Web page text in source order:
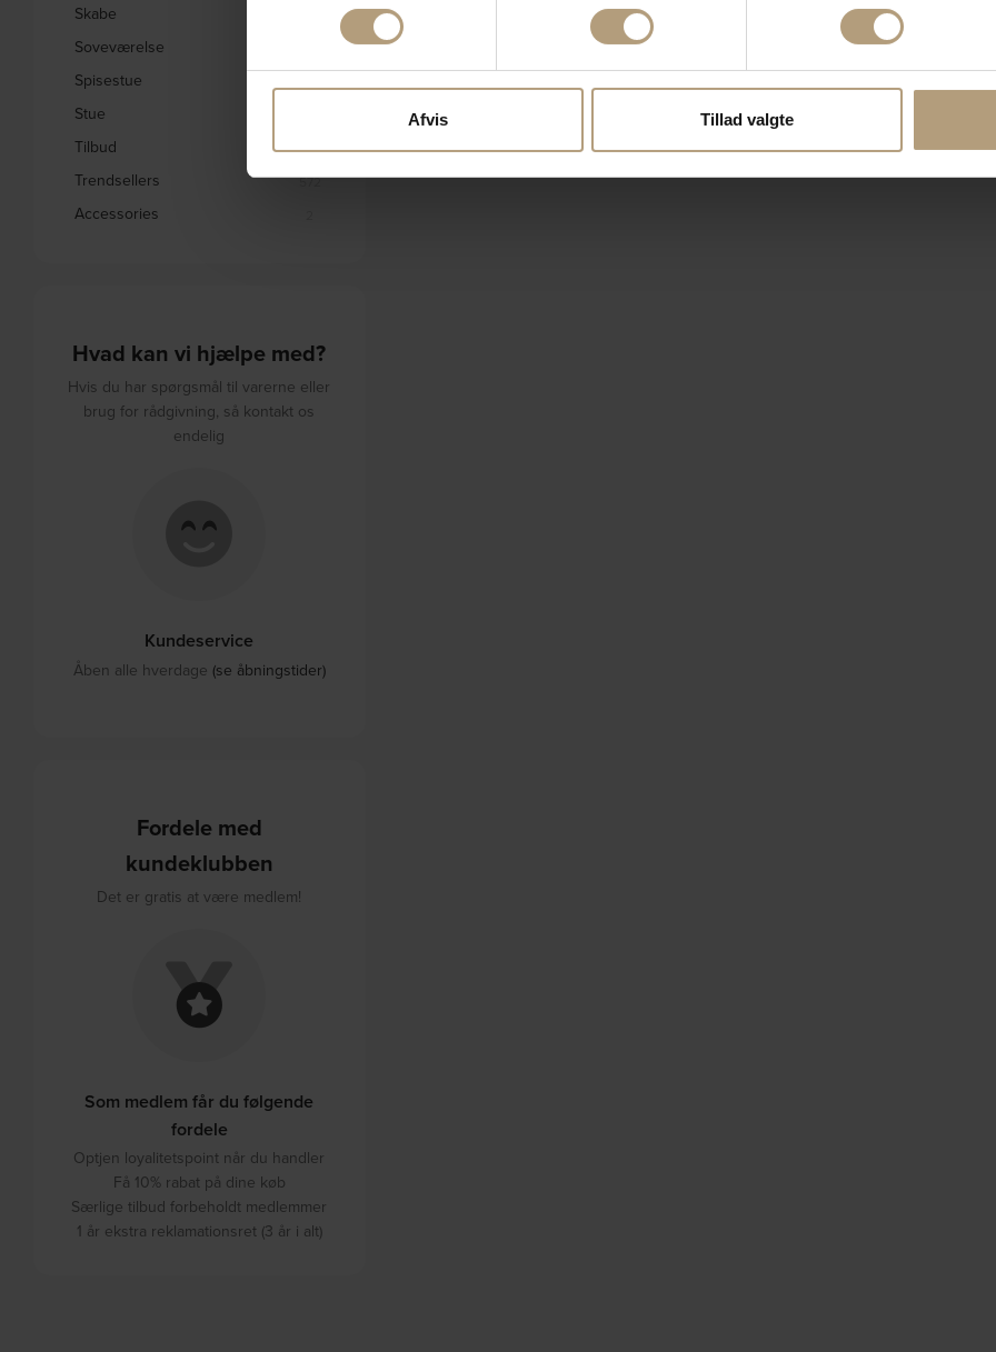
Dine valg anvendes på hele websitet.
annonceringspartnere og analysepartnere. Vores partnere kan kombinere disse data med
dem, eller som de har indsamlet fra din brug af deres tjenester.
Afvis Tillad valgte
Skabe
Soveværelse
Spisestue
Stue
Tilbud 1846
Trendsellers 572
Accessories
Hvad kan vi hjælpe med?
Hvis du har spørgsmål til varerne eller
brug for rådgivning, så kontakt os
endelig
Kundeservice
Åben alle hverdage (se åbningstider)
Fordele med
kundeklubben
Det er gratis at være medlem!
Som medlem får du følgende
fordele
Optjen loyalitetspoint når du handler
Få 10% rabat på dine køb
Særlige tilbud forbeholdt medlemmer
1 år ekstra reklamationsret (3 år i alt)